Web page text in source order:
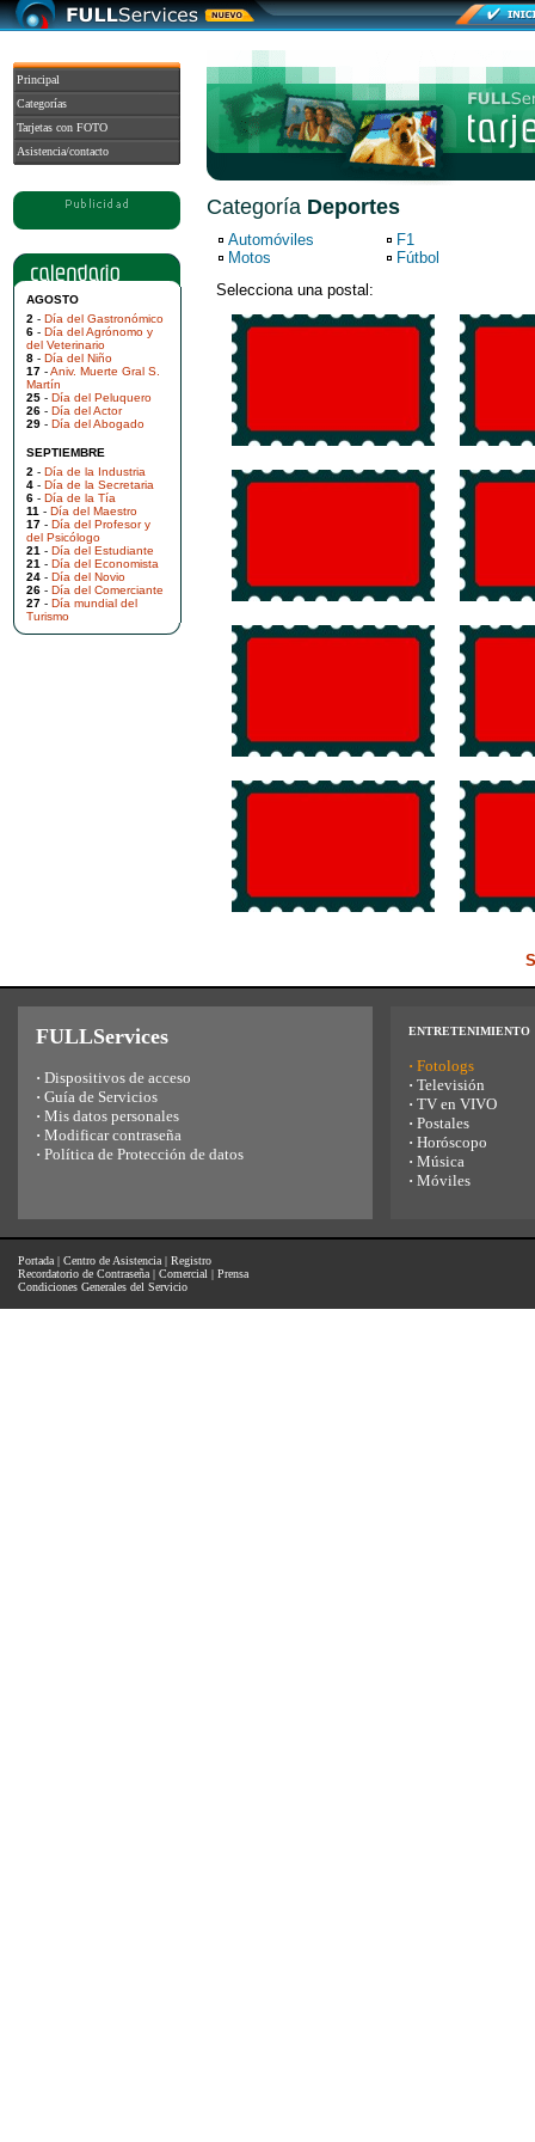
Principal
Categorías
Tarjetas con FOTO
Asistencia/contacto
AGOSTO
2 - Día del Gastronómico
6 - Día del Agrónomo y
del Veterinario
8 - Día del Niño
17 -Aniv. Muerte Gral S.
Martín
25 - Día del Peluquero
26 - Día del Actor
29 - Día del Abogado
SEPTIEMBRE
2 - Día de la Industria
4 - Día de la Secretaria
6 - Día de la Tía
11 - Día del Maestro
17 - Día del Profesor y
del Psicólogo
21 - Día del Estudiante
21 - Día del Economista
24 - Día del Novio
26 - Día del Comerciante
27 - Día mundial del
Turismo
Categoría Deportes
Automóviles
Motos
F1
Fútbol
Selecciona una postal:
FULLServices
· Dispositivos de acceso
· Guía de Servicios
· Mis datos personales
· Modificar contraseña
· Política de Protección de datos
ENTRETENIMIENTO
· Fotologs
· Televisión
· TV en VIVO
· Postales
· Horóscopo
· Música
· Móviles
Portada | Centro de Asistencia | Registro
Recordatorio de Contraseña | Comercial | Prensa
Condiciones Generales del Servicio